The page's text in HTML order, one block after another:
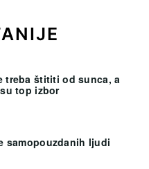
treba štititi od sunca, a
top izbor
samopouzdanih ljudi